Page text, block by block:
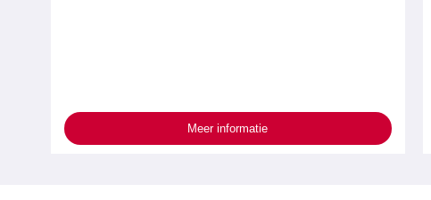
Meer informatie